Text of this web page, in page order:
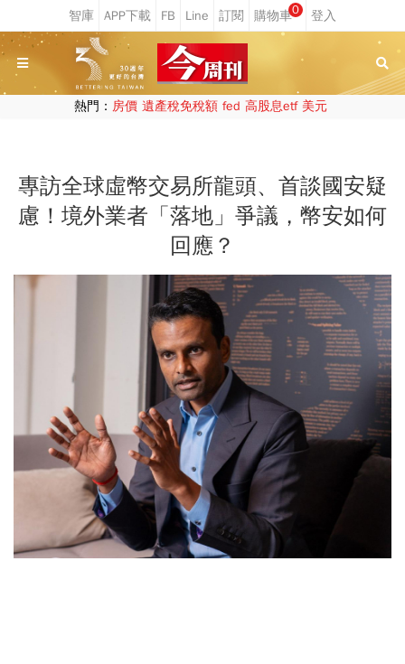
0
熱門： 房價 遺產稅免稅額 fed 高股息etf 美元
專訪全球虛幣交易所龍頭、首談國安疑
慮！境外業者「落地」爭議，幣安如何
回應？